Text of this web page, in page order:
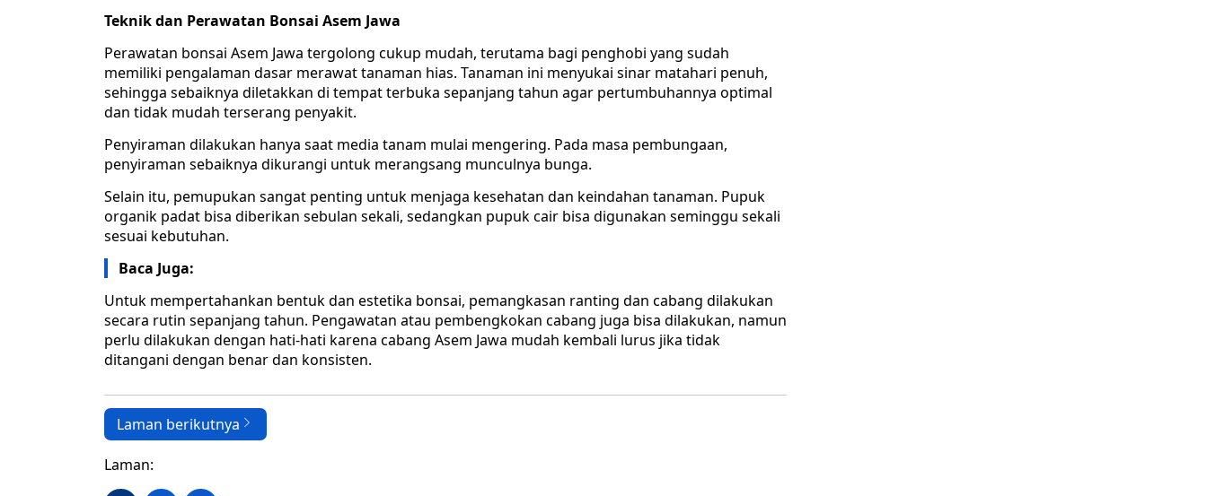
Teknik dan Perawatan Bonsai Asem Jawa
Perawatan bonsai Asem Jawa tergolong cukup mudah, terutama bagi penghobi yang sudah
memiliki pengalaman dasar merawat tanaman hias. Tanaman ini menyukai sinar matahari penuh,
sehingga sebaiknya diletakkan di tempat terbuka sepanjang tahun agar pertumbuhannya optimal
dan tidak mudah terserang penyakit.
Penyiraman dilakukan hanya saat media tanam mulai mengering. Pada masa pembungaan,
penyiraman sebaiknya dikurangi untuk merangsang munculnya bunga.
Selain itu, pemupukan sangat penting untuk menjaga kesehatan dan keindahan tanaman. Pupuk
organik padat bisa diberikan sebulan sekali, sedangkan pupuk cair bisa digunakan seminggu sekali
sesuai kebutuhan.
Baca Juga:
Untuk mempertahankan bentuk dan estetika bonsai, pemangkasan ranting dan cabang dilakukan
secara rutin sepanjang tahun. Pengawatan atau pembengkokan cabang juga bisa dilakukan, namun
perlu dilakukan dengan hati-hati karena cabang Asem Jawa mudah kembali lurus jika tidak
ditangani dengan benar dan konsisten.
Laman berikutnya
Laman: